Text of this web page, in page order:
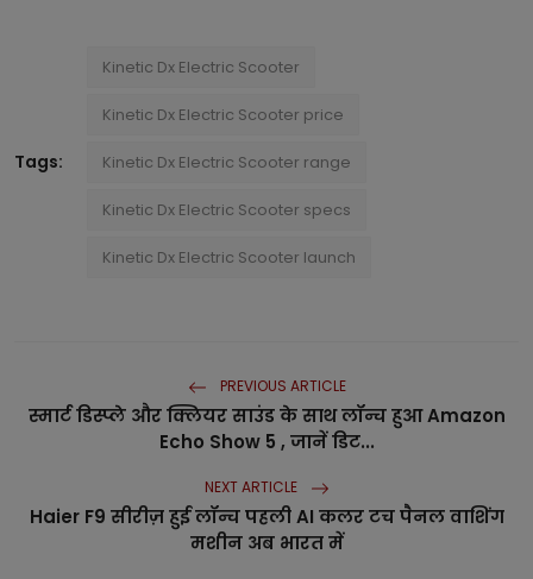
Tags:
Kinetic Dx Electric Scooter
Kinetic Dx Electric Scooter price
Kinetic Dx Electric Scooter range
Kinetic Dx Electric Scooter specs
Kinetic Dx Electric Scooter launch
PREVIOUS ARTICLE
स्मार्ट डिस्प्ले और क्लियर साउंड के साथ लॉन्च हुआ Amazon
Echo Show 5 , जानें डिट...
NEXT ARTICLE
Haier F9 सीरीज़ हुई लॉन्च पहली AI कलर टच पैनल वाशिंग
मशीन अब भारत में